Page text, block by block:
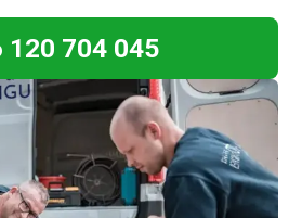
120 704 045